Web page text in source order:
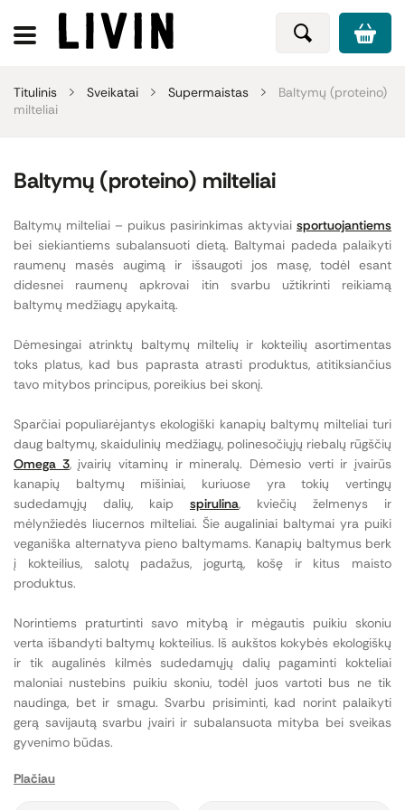
Titulinis Sveikatai Supermaistas
Baltymų (proteino)
milteliai
Baltymų (proteino) milteliai
Baltymų milteliai – puikus pasirinkimas aktyviai sportuojantiems
bei siekiantiems subalansuoti dietą. Baltymai padeda palaikyti
raumenų masės augimą ir išsaugoti jos masę, todėl esant
didesnei raumenų apkrovai itin svarbu užtikrinti reikiamą
baltymų medžiagų apykaitą.
Dėmesingai atrinktų baltymų miltelių ir kokteilių asortimentas
toks platus, kad bus paprasta atrasti produktus, atitiksiančius
tavo mitybos principus, poreikius bei skonį.
Sparčiai populiarėjantys ekologiški kanapių baltymų milteliai turi
daug baltymų, skaidulinių medžiagų, polinesočiųjų riebalų rūgščių
Omega 3, įvairių vitaminų ir mineralų. Dėmesio verti ir įvairūs
kanapių baltymų mišiniai, kuriuose yra tokių vertingų
sudedamųjų dalių, kaip spirulina, kviečių želmenys ir
mėlynžiedės liucernos milteliai. Šie augaliniai baltymai yra puiki
veganiška alternatyva pieno baltymams. Kanapių baltymus berk
į kokteilius, salotų padažus, jogurtą, košę ir kitus maisto
produktus.
Norintiems praturtinti savo mitybą ir mėgautis puikiu skoniu
verta išbandyti baltymų kokteilius. Iš aukštos kokybės ekologiškų
ir tik augalinės kilmės sudedamųjų dalių pagaminti kokteliai
maloniai nustebins puikiu skoniu, todėl juos vartoti bus ne tik
naudinga, bet ir smagu. Svarbu prisiminti, kad norint palaikyti
gerą savijautą svarbu įvairi ir subalansuota mityba bei sveikas
gyvenimo būdas.
Kas yra proteino milteliai ir kuo jie skiriasi?
Plačiau